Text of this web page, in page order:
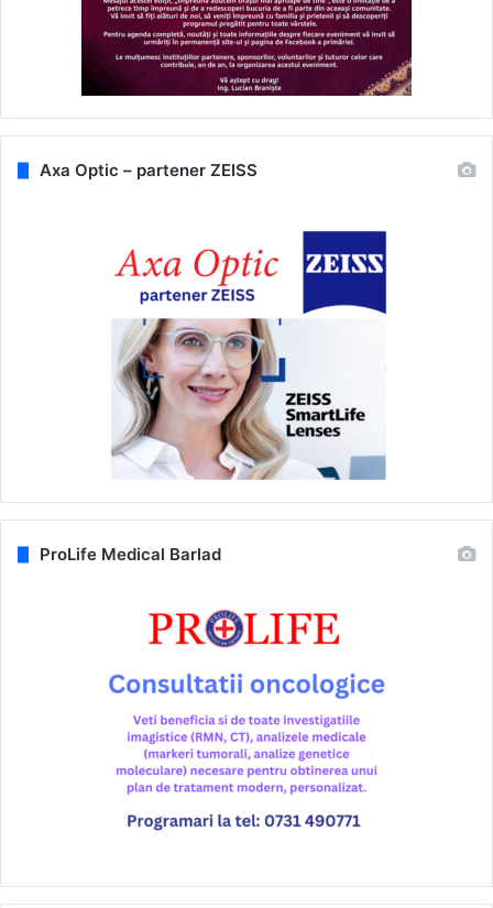
Axa Optic – partener ZEISS
ProLife Medical Barlad